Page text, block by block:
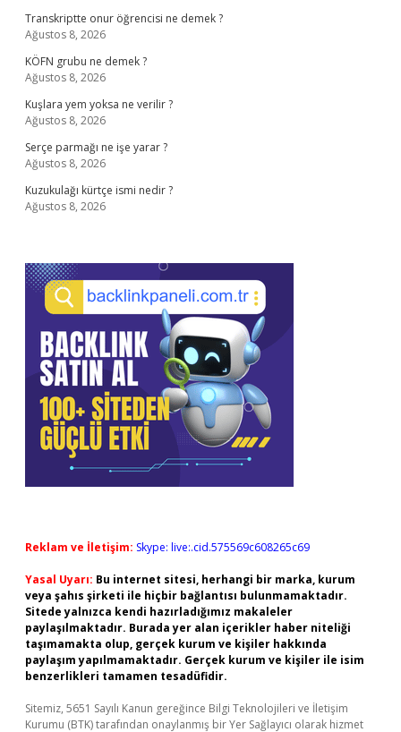
Transkriptte onur öğrencisi ne demek ?
Ağustos 8, 2026
KÖFN grubu ne demek ?
Ağustos 8, 2026
Kuşlara yem yoksa ne verilir ?
Ağustos 8, 2026
Serçe parmağı ne işe yarar ?
Ağustos 8, 2026
Kuzukulağı kürtçe ismi nedir ?
Ağustos 8, 2026
Reklam ve İletişim: Skype: live:.cid.575569c608265c69
Yasal Uyarı: Bu internet sitesi, herhangi bir marka, kurum
veya şahıs şirketi ile hiçbir bağlantısı bulunmamaktadır.
Sitede yalnızca kendi hazırladığımız makaleler
paylaşılmaktadır. Burada yer alan içerikler haber niteliği
taşımamakta olup, gerçek kurum ve kişiler hakkında
paylaşım yapılmamaktadır. Gerçek kurum ve kişiler ile isim
benzerlikleri tamamen tesadüfidir.
Sitemiz, 5651 Sayılı Kanun gereğince Bilgi Teknolojileri ve İletişim
Kurumu (BTK) tarafından onaylanmış bir Yer Sağlayıcı olarak hizmet